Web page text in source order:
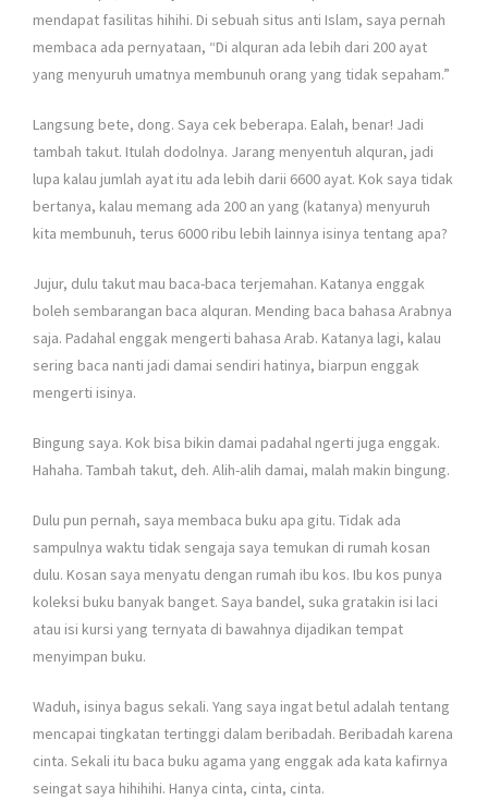
mendapat fasilitas hihihi. Di sebuah situs anti Islam, saya pernah
membaca ada pernyataan, “Di alquran ada lebih dari 200 ayat
yang menyuruh umatnya membunuh orang yang tidak sepaham.”
Langsung bete, dong. Saya cek beberapa. Ealah, benar! Jadi
tambah takut. Itulah dodolnya. Jarang menyentuh alquran, jadi
lupa kalau jumlah ayat itu ada lebih darii 6600 ayat. Kok saya tidak
bertanya, kalau memang ada 200 an yang (katanya) menyuruh
kita membunuh, terus 6000 ribu lebih lainnya isinya tentang apa?
Jujur, dulu takut mau baca-baca terjemahan. Katanya enggak
boleh sembarangan baca alquran. Mending baca bahasa Arabnya
saja. Padahal enggak mengerti bahasa Arab. Katanya lagi, kalau
sering baca nanti jadi damai sendiri hatinya, biarpun enggak
mengerti isinya.
Bingung saya. Kok bisa bikin damai padahal ngerti juga enggak.
Hahaha. Tambah takut, deh. Alih-alih damai, malah makin bingung.
Dulu pun pernah, saya membaca buku apa gitu. Tidak ada
sampulnya waktu tidak sengaja saya temukan di rumah kosan
dulu. Kosan saya menyatu dengan rumah ibu kos. Ibu kos punya
koleksi buku banyak banget. Saya bandel, suka gratakin isi laci
atau isi kursi yang ternyata di bawahnya dijadikan tempat
menyimpan buku.
Waduh, isinya bagus sekali. Yang saya ingat betul adalah tentang
mencapai tingkatan tertinggi dalam beribadah. Beribadah karena
cinta. Sekali itu baca buku agama yang enggak ada kata kafirnya
seingat saya hihihihi. Hanya cinta, cinta, cinta.